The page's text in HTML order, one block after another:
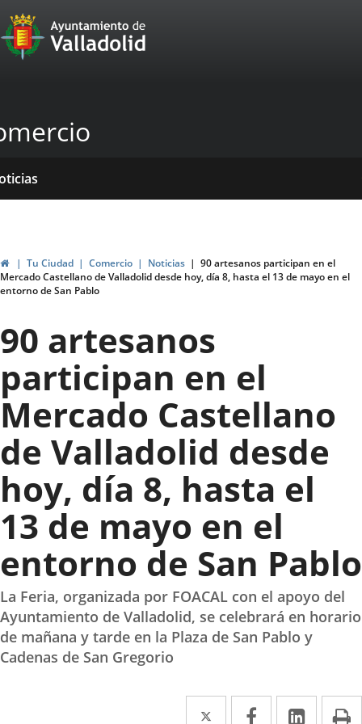
Portal
Web
Ayuntamiento
de
Valladolid
InicioTu Ciudad Comercio Noticias
90 artesanos participan en el
Mercado Castellano de Valladolid desde hoy, día 8, hasta el 13 de mayo en el
entorno de San Pablo
90 artesanos
participan en el
Mercado Castellano
de Valladolid desde
hoy, día 8, hasta el
13 de mayo en el
entorno de San Pablo
La Feria, organizada por FOACAL con el apoyo del
Ayuntamiento de Valladolid, se celebrará en horario
de mañana y tarde en la Plaza de San Pablo y
Cadenas de San Gregorio
Twitter
Enlace Facebook
EnlaceEnlace